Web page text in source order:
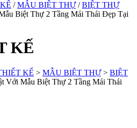
/MẪU BIỆT THỰ/BIỆT THỰ
Biệt Thự 2 Tầng Mái Thái Đẹp Tại
KẾ
KẾ > MẪU BIỆT THỰ> BIỆT
Với Mẫu Biệt Thự 2 Tầng Mái Thái